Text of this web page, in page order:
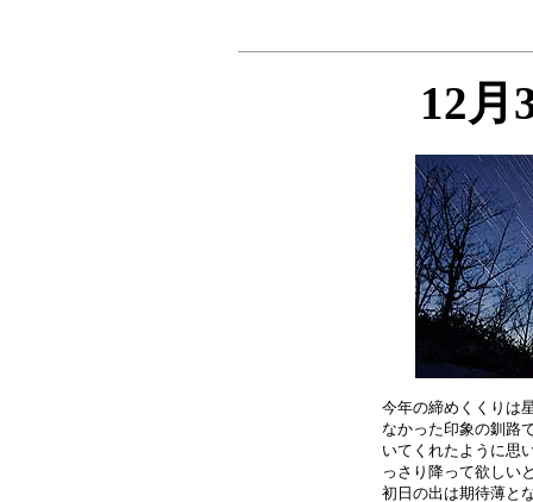
12月
今年の締めくくりは
なかった印象の釧路
いてくれたように思
っさり降って欲しい
初日の出は期待薄と